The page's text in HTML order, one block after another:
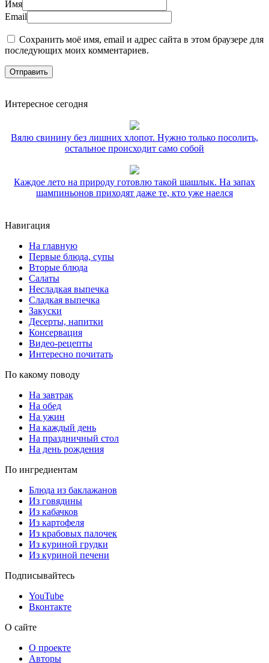
Имя
Email
Сохранить моё имя, email и адрес сайта в этом браузере для
последующих моих комментариев.
Интересное сегодня
Вялю свинину без лишних хлопот. Нужно только посолить,
остальное происходит само собой
Каждое лето на природу готовлю такой шашлык. На запах
шампиньонов приходят даже те, кто уже наелся
Навигация
На главную
Первые блюда, супы
Вторые блюда
Салаты
Несладкая выпечка
Сладкая выпечка
Закуски
Десерты, напитки
Консервация
Видео-рецепты
Интересно почитать
По какому поводу
На завтрак
На обед
На ужин
На каждый день
На праздничный стол
На день рождения
По ингредиентам
Блюда из баклажанов
Из говядины
Из кабачков
Из картофеля
Из крабовых палочек
Из куриной грудки
Из куриной печени
Подписывайтесь
YouTube
Вконтакте
О сайте
О проекте
Авторы